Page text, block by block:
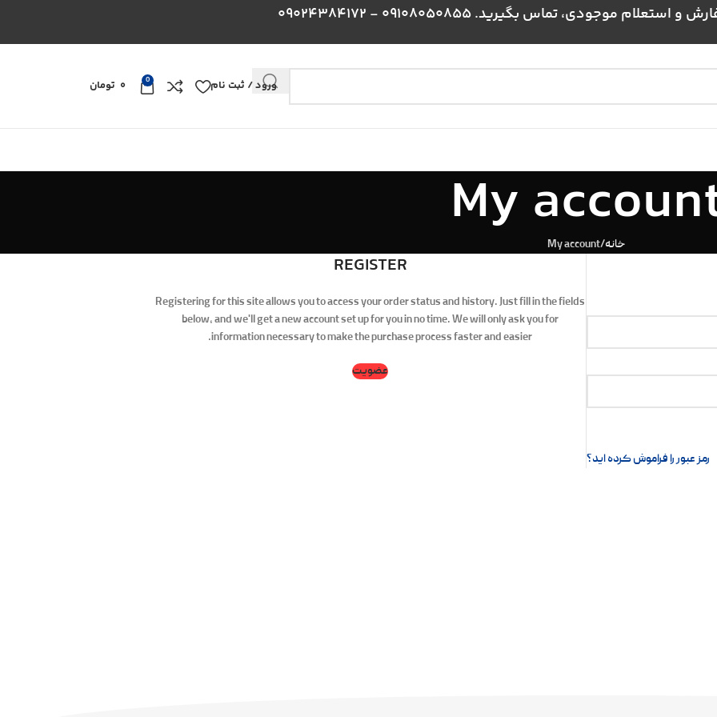
موجودی، تماس بگیرید. 09108050855 - 09024384172
ورود / ثبت نام 0 تومان
My خانه My account
رمز عبور را فراموش کرده اید؟
REGISTER
Registering for this site allows you to access your order status and history. Just fill in the fields
below, and we'll get a new account set up for you in no time. We will only ask you for
information necessary to make the purchase process faster and easier.
عضویت